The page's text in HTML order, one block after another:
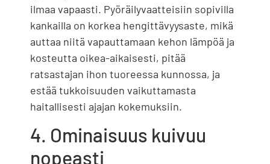
ilmaa vapaasti. Pyöräilyvaatteisiin sopivilla
kankailla on korkea hengittävyysaste, mikä
auttaa niitä vapauttamaan kehon lämpöä ja
kosteutta oikea-aikaisesti, pitää
ratsastajan ihon tuoreessa kunnossa, ja
estää tukkoisuuden vaikuttamasta
haitallisesti ajajan kokemuksiin.
4. Ominaisuus kuivuu
nopeasti